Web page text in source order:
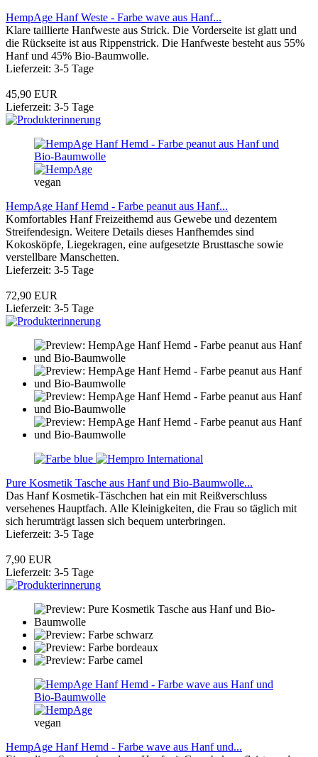
HempAge Hanf Weste - Farbe wave aus Hanf...
Klare taillierte Hanfweste aus Strick. Die Vorderseite ist glatt und
die Rückseite ist aus Rippenstrick. Die Hanfweste besteht aus 55%
Hanf und 45% Bio-Baumwolle.
Lieferzeit: 3-5 Tage
45,90 EUR
Lieferzeit: 3-5 Tage
vegan
HempAge Hanf Hemd - Farbe peanut aus Hanf...
Komfortables Hanf Freizeithemd aus Gewebe und dezentem
Streifendesign. Weitere Details dieses Hanfhemdes sind
Kokosköpfe, Liegekragen, eine aufgesetzte Brusttasche sowie
verstellbare Manschetten.
Lieferzeit: 3-5 Tage
72,90 EUR
Lieferzeit: 3-5 Tage
Pure Kosmetik Tasche aus Hanf und Bio-Baumwolle...
Das Hanf Kosmetik-Täschchen hat ein mit Reißverschluss
versehenes Hauptfach. Alle Kleinigkeiten, die Frau so täglich mit
sich herumträgt lassen sich bequem unterbringen.
Lieferzeit: 3-5 Tage
7,90 EUR
Lieferzeit: 3-5 Tage
vegan
HempAge Hanf Hemd - Farbe wave aus Hanf und...